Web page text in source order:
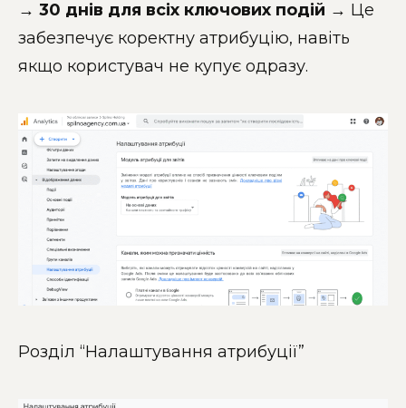
→ 30 днів для всіх ключових подій → Це
забезпечує коректну атрибуцію, навіть
якщо користувач не купує одразу.
Розділ “Налаштування атрибуції”